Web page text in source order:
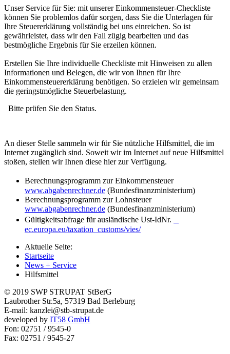
Unser Service für Sie: mit unserer Einkommensteuer-Checkliste
können Sie problemlos dafür sorgen, dass Sie die Unterlagen für
Ihre Steuererklärung vollständig bei uns einreichen. So ist
gewährleistet, dass wir den Fall zügig bearbeiten und das
bestmögliche Ergebnis für Sie erzeilen können.
Erstellen Sie Ihre individuelle Checkliste mit Hinweisen zu allen
Informationen und Belegen, die wir von Ihnen für Ihre
Einkommensteuererklärung benötigen. So erzielen wir gemeinsam
die geringstmögliche Steuerbelastung.
Bitte prüfen Sie den Status.
An dieser Stelle sammeln wir für Sie nützliche Hilfsmittel, die im
Internet zugänglich sind. Soweit wir im Internet auf neue Hilfsmittel
stoßen, stellen wir Ihnen diese hier zur Verfügung.
Berechnungsprogramm zur Einkommensteuer
www.abgabenrechner.de (Bundesfinanzministerium)
Berechnungsprogramm zur Lohnsteuer
www.abgabenrechner.de (Bundesfinanzministerium)
Gültigkeitsabfrage für ausländische Ust-IdNr.
ec.europa.eu/taxation_customs/vies/
Aktuelle Seite:
Startseite
News + Service
Hilfsmittel
© 2019 SWP STRUPAT StBerG
Laubrother Str.5a, 57319 Bad Berleburg
E-mail: kanzlei@stb-strupat.de
developed by IT58 GmbH
Fon: 02751 / 9545-0
Fax: 02751 / 9545-27